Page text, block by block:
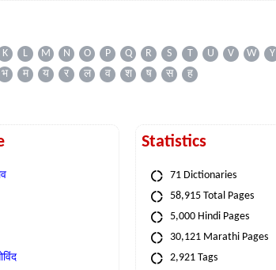
K L M N O P Q R S T U V W Y
भ म य र ल व श ष स ह
Statistics
71 Dictionaries
58,915 Total Pages
5,000 Hindi Pages
30,121 Marathi Pages
2,921 Tags